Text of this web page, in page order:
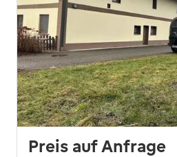
Preis auf Anfrage